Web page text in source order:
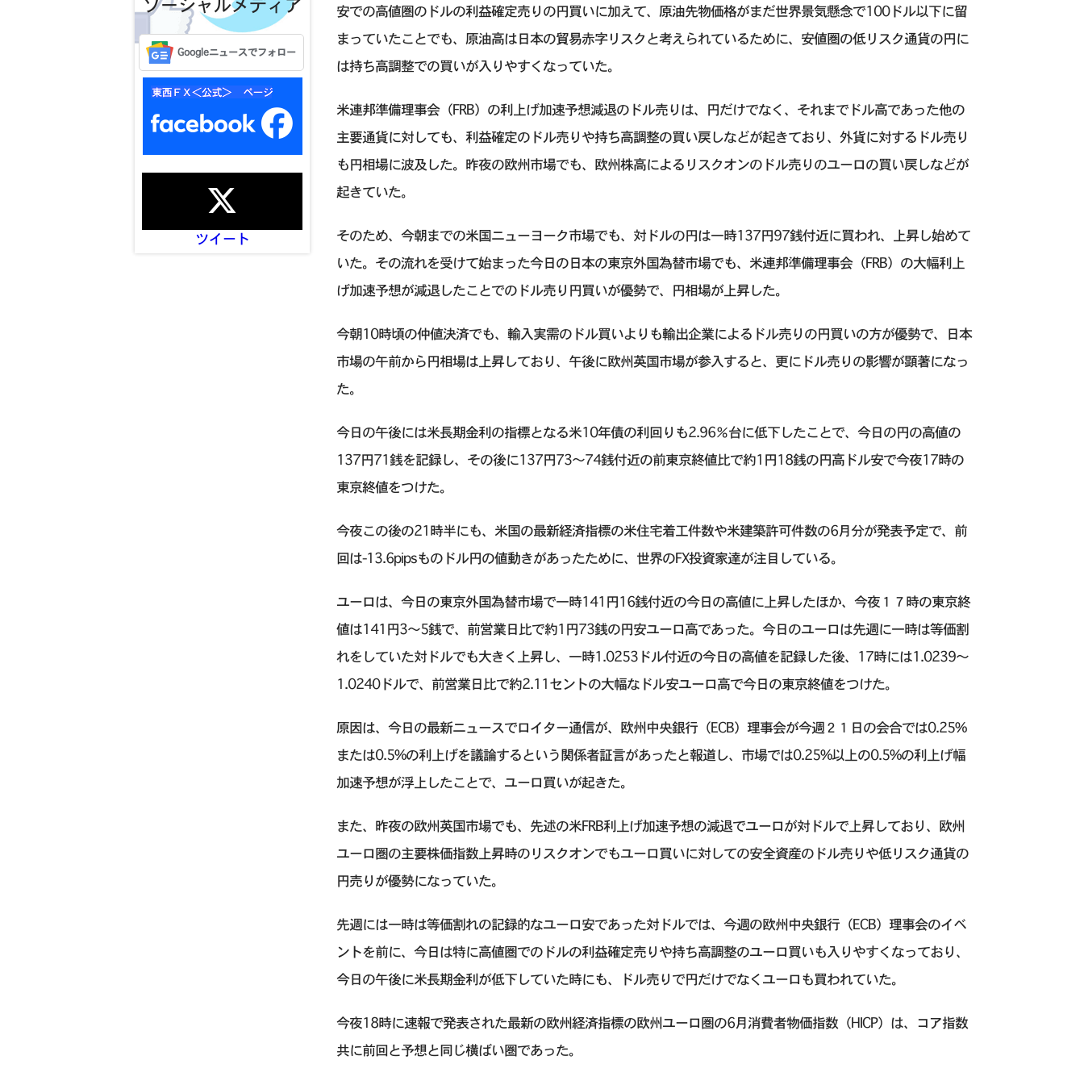
ソーシャルメディア
Googleニュースでフォロー
ツイート
安での高値圏のドルの利益確定売りの円買いに加えて、原油先物価格がまだ世界景気懸念で100ドル以下に留
まっていたことでも、原油高は日本の貿易赤字リスクと考えられているために、安値圏の低リスク通貨の円に
は持ち高調整での買いが入りやすくなっていた。
米連邦準備理事会（FRB）の利上げ加速予想減退のドル売りは、円だけでなく、それまでドル高であった他の
主要通貨に対しても、利益確定のドル売りや持ち高調整の買い戻しなどが起きており、外貨に対するドル売り
も円相場に波及した。昨夜の欧州市場でも、欧州株高によるリスクオンのドル売りのユーロの買い戻しなどが
起きていた。
そのため、今朝までの米国ニューヨーク市場でも、対ドルの円は一時137円97銭付近に買われ、上昇し始めて
いた。その流れを受けて始まった今日の日本の東京外国為替市場でも、米連邦準備理事会（FRB）の大幅利上
げ加速予想が減退したことでのドル売り円買いが優勢で、円相場が上昇した。
今朝10時頃の仲値決済でも、輸入実需のドル買いよりも輸出企業によるドル売りの円買いの方が優勢で、日本
市場の午前から円相場は上昇しており、午後に欧州英国市場が参入すると、更にドル売りの影響が顕著になっ
た。
今日の午後には米長期金利の指標となる米10年債の利回りも2.96％台に低下したことで、今日の円の高値の
137円71銭を記録し、その後に137円73〜74銭付近の前東京終値比で約1円18銭の円高ドル安で今夜17時の
東京終値をつけた。
今夜この後の21時半にも、米国の最新経済指標の米住宅着工件数や米建築許可件数の6月分が発表予定で、前
回は-13.6pipsものドル円の値動きがあったために、世界のFX投資家達が注目している。
ユーロは、今日の東京外国為替市場で一時141円16銭付近の今日の高値に上昇したほか、今夜１７時の東京終
値は141円3～5銭で、前営業日比で約1円73銭の円安ユーロ高であった。今日のユーロは先週に一時は等価割
れをしていた対ドルでも大きく上昇し、一時1.0253ドル付近の今日の高値を記録した後、17時には1.0239～
1.0240ドルで、前営業日比で約2.11セントの大幅なドル安ユーロ高で今日の東京終値をつけた。
原因は、今日の最新ニュースでロイター通信が、欧州中央銀行（ECB）理事会が今週２１日の会合では0.25%
または0.5%の利上げを議論するという関係者証言があったと報道し、市場では0.25%以上の0.5%の利上げ幅
加速予想が浮上したことで、ユーロ買いが起きた。
また、昨夜の欧州英国市場でも、先述の米FRB利上げ加速予想の減退でユーロが対ドルで上昇しており、欧州
ユーロ圏の主要株価指数上昇時のリスクオンでもユーロ買いに対しての安全資産のドル売りや低リスク通貨の
円売りが優勢になっていた。
先週には一時は等価割れの記録的なユーロ安であった対ドルでは、今週の欧州中央銀行（ECB）理事会のイベ
ントを前に、今日は特に高値圏でのドルの利益確定売りや持ち高調整のユーロ買いも入りやすくなっており、
今日の午後に米長期金利が低下していた時にも、ドル売りで円だけでなくユーロも買われていた。
今夜18時に速報で発表された最新の欧州経済指標の欧州ユーロ圏の6月消費者物価指数（HICP）は、コア指数
共に前回と予想と同じ横ばい圏であった。